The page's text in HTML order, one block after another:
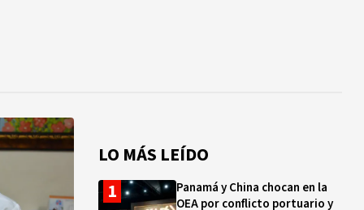
LO MÁS LEÍDO
Panamá y China chocan en la
OEA por conflicto portuario y